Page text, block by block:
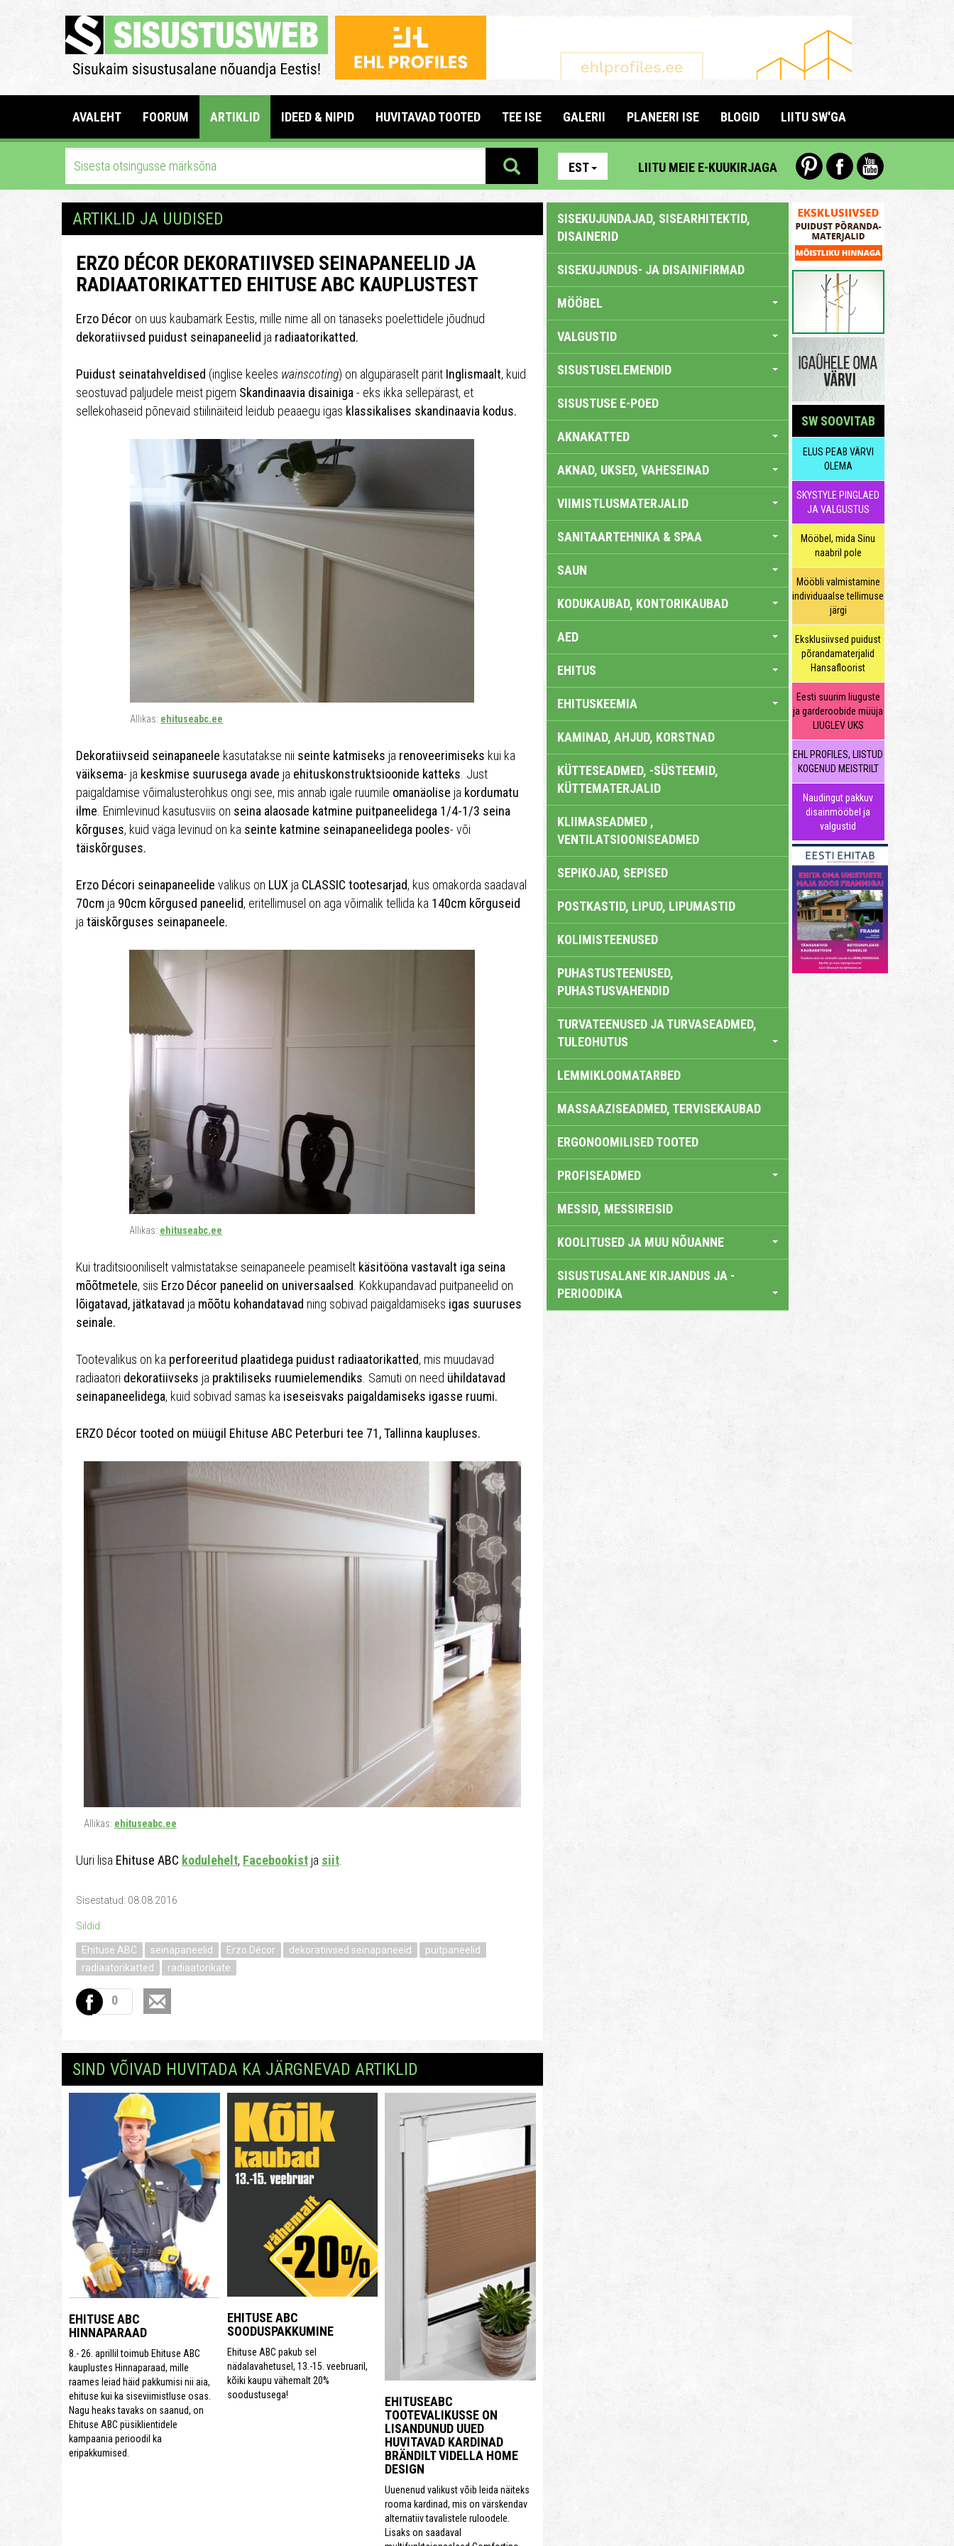
AVALEHT FOORUM ARTIKLID IDEED & NIPID HUVITAVAD TOOTED TEE ISE GALERII PLANEERI ISE BLOGID LIITU SW'GA
EST LIITU MEIE E-KUUKIRJAGA
ARTIKLID JA UUDISED
ERZO DÉCOR DEKORATIIVSED SEINAPANEELID JA
RADIAATORIKATTED EHITUSE ABC KAUPLUSTEST
Erzo Décor on uus kaubamärk Eestis, mille nime all on tänaseks poelettidele jõudnud
dekoratiivsed puidust seinapaneelid ja radiaatorikatted.
Puidust seinatahveldised (inglise keeles wainscoting) on algupäraselt pärit Inglismaalt, kuid
seostuvad paljudele meist pigem Skandinaavia disainiga - eks ikka sellepärast, et
sellekohaseid põnevaid stiilinäiteid leidub peaaegu igas klassikalises skandinaavia kodus.
Allikas: ehituseabc.ee
Dekoratiivseid seinapaneele kasutatakse nii seinte katmiseks ja renoveerimiseks kui ka
väiksema- ja keskmise suurusega avade ja ehituskonstruktsioonide katteks . Just
paigaldamise võimalusterohkus ongi see, mis annab igale ruumile omanäolise ja kordumatu
ilme . Enimlevinud kasutusviis on seina alaosade katmine puitpaneelidega 1/4-1/3 seina
kõrguses, kuid väga levinud on ka seinte katmine seinapaneelidega pooles- või
täiskõrguses.
Erzo Décori seinapaneelide valikus on LUX ja CLASSIC tootesarjad, kus omakorda saadaval
70cm ja 90cm kõrgused paneelid, eritellimusel on aga võimalik tellida ka 140cm kõrguseid
ja täiskõrguses seinapaneele.
Allikas: ehituseabc.ee
Kui traditsiooniliselt valmistatakse seinapaneele peamiselt käsitööna vastavalt iga seina
mõõtmetele, siis Erzo Décor paneelid on universaalsed . Kokkupandavad puitpaneelid on
lõigatavad, jätkatavad ja mõõtu kohandatavad ning sobivad paigaldamiseks igas suuruses
seinale.
Tootevalikus on ka perforeeritud plaatidega puidust radiaatorikatted, mis muudavad
radiaatori dekoratiivseks ja praktiliseks ruumielemendiks . Samuti on need ühildatavad
seinapaneelidega, kuid sobivad samas ka iseseisvaks paigaldamiseks igasse ruumi.
ERZO Décor tooted on müügil Ehituse ABC Peterburi tee 71, Tallinna kaupluses.
Allikas: ehituseabc.ee
Uuri lisa Ehituse ABC kodulehelt, Facebookist ja siit
Sisestatud: 08.08.2016
Sildid:
Ehituse ABC seinapaneelid Erzo Décor dekoratiivsed seinapaneeid
puitpaneelid
radiaatorikatted
radiaatorikate
0
SIND VÕIVAD HUVITADA KA JÄRGNEVAD ARTIKLID
EHITUSE ABC
HINNAPARAAD
8.- 26. aprillil toimub Ehituse ABC
kauplustes Hinnaparaad, mille
raames leiad häid pakkumisi nii aia,
ehituse kui ka siseviimistluse osas.
Nagu heaks tavaks on saanud, on
Ehituse ABC püsiklientidele
kampaania perioodil ka
eripakkumised.
EHITUSE ABC
SOODUSPAKKUMINE
Ehituse ABC pakub sel
nädalavahetusel, 13.-15. veebruaril,
kõiki kaupu vähemalt 20%
soodustusega!
EHITUSEABC
TOOTEVALIKUSSE ON
LISANDUNUD UUED
HUVITAVAD KARDINAD
BRÄNDILT VIDELLA HOME
DESIGN
Uuenenud valikust võib leida näiteks
rooma kardinad, mis on värskendav
alternatiiv tavalistele ruloodele.
Lisaks on saadaval
SISEKUJUNDAJAD, SISEARHITEKTID,
DISAINERID
SISEKUJUNDUS- JA DISAINIFIRMAD
MÖÖBEL
VALGUSTID
SISUSTUSELEMENDID
SISUSTUSE E-POED
AKNAKATTED
AKNAD, UKSED, VAHESEINAD
VIIMISTLUSMATERJALID
SANITAARTEHNIKA & SPAA
SAUN
KODUKAUBAD, KONTORIKAUBAD
AED
EHITUS
EHITUSKEEMIA
KAMINAD, AHJUD, KORSTNAD
KÜTTESEADMED, -SÜSTEEMID,
KÜTTEMATERJALID
KLIIMASEADMED ,
VENTILATSIOONISEADMED
SEPIKOJAD, SEPISED
POSTKASTID, LIPUD, LIPUMASTID
KOLIMISTEENUSED
PUHASTUSTEENUSED,
PUHASTUSVAHENDID
TURVATEENUSED JA TURVASEADMED,
TULEOHUTUS
LEMMIKLOOMATARBED
MASSAAZISEADMED, TERVISEKAUBAD
ERGONOOMILISED TOOTED
PROFISEADMED
MESSID, MESSIREISID
KOOLITUSED JA MUU NÕUANNE
SISUSTUSALANE KIRJANDUS JA -
PERIOODIKA
SW SOOVITAB
ELUS PEAB VÄRVI
OLEMA
SKYSTYLE PINGLAED
JA VALGUSTUS
Mööbel, mida Sinu
naabril pole
Mööbli valmistamine
individuaalse tellimuse
järgi
Eksklusiivsed puidust
põrandamaterjalid
Hansafloorist
Eesti suurim liuguste
ja garderoobide müüja
LIUGLEV UKS
EHL PROFILES, LIISTUD
KOGENUD MEISTRILT
Naudingut pakkuv
disainmööbel ja
valgustid